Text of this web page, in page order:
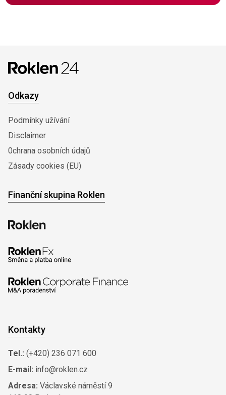
Odkazy
Podmínky užívání
Disclaimer
0chrana osobních údajů
Zásady cookies (EU)
Finanční skupina Roklen
Kontakty
Tel.: (+420) 236 071 600
E-mail: info@roklen.cz
Adresa: Václavské náměstí 9